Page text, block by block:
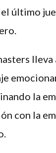
el último
lleva
la
con la